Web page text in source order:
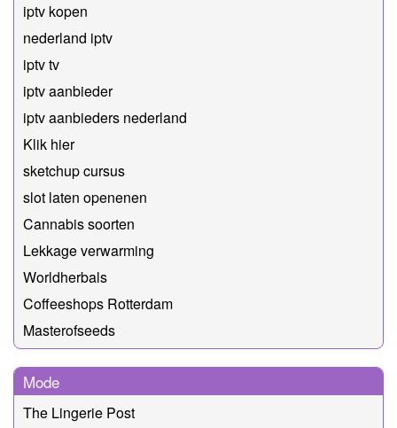
iptv kopen
nederland iptv
iptv tv
iptv aanbieder
iptv aanbieders nederland
Klik hier
sketchup cursus
slot laten openenen
Cannabis soorten
Lekkage verwarming
Worldherbals
Coffeeshops Rotterdam
Masterofseeds
Mode
The Lingerie Post